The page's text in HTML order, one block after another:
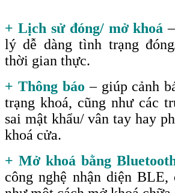
+ Lịch sử đóng/ mở khoá
lý dễ dàng tình trạng
thời gian thực.
+ Thông báo – giúp cảnh
trạng khoá, cũng như các
sai mật khẩu/ vân tay hay
khoá cửa.
+ Mở khoá bằng
công nghệ nhận diện BLE,